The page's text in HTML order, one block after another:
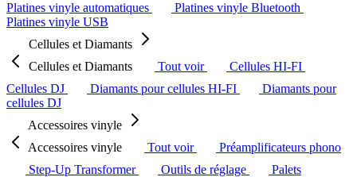
Platines vinyle automatiques
Platines vinyle Bluetooth
Platines vinyle USB
Cellules et Diamants
Cellules et Diamants
Tout voir
Cellules HI-FI
Cellules DJ
Diamants pour cellules HI-FI
Diamants pour
cellules DJ
Accessoires vinyle
Accessoires vinyle
Tout voir
Préamplificateurs phono
Step-Up Transformer
Outils de réglage
Palets